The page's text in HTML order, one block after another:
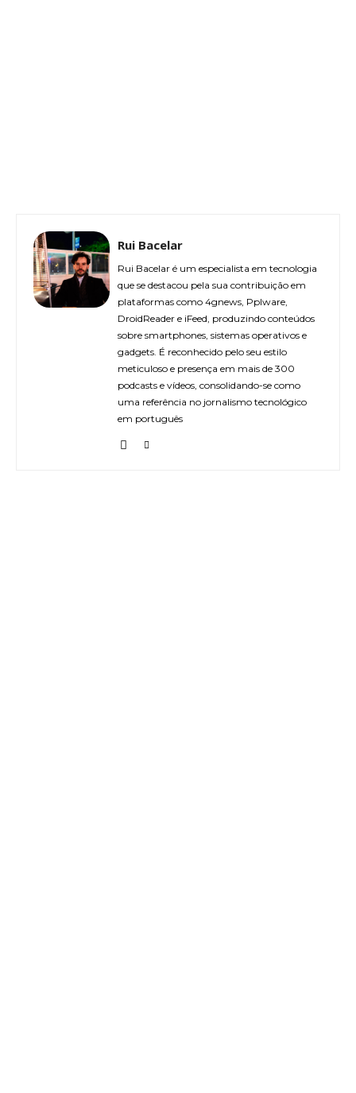
Rui Bacelar
Rui Bacelar é um especialista em tecnologia
que se destacou pela sua contribuição em
plataformas como 4gnews, Pplware,
DroidReader e iFeed, produzindo conteúdos
sobre smartphones, sistemas operativos e
gadgets. É reconhecido pelo seu estilo
meticuloso e presença em mais de 300
podcasts e vídeos, consolidando-se como
uma referência no jornalismo tecnológico
em português